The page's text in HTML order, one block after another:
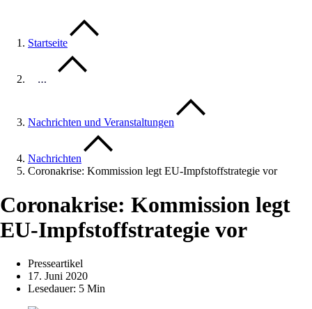
Startseite
…
Nachrichten und Veranstaltungen
Nachrichten
Coronakrise: Kommission legt EU-Impfstoffstrategie vor
Coronakrise: Kommission legt
EU-Impfstoffstrategie vor
Presseartikel
17. Juni 2020
Lesedauer: 5 Min